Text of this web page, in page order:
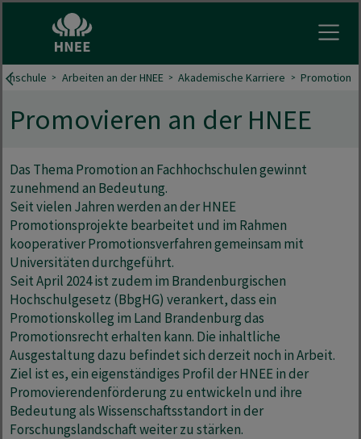
Arbeiten an der HNEE Akademische Karriere Promotion
Promovieren an der HNEE
Das Thema Promotion an Fachhochschulen gewinnt
zunehmend an Bedeutung.
Seit vielen Jahren werden an der HNEE
Promotionsprojekte bearbeitet und im Rahmen
kooperativer Promotionsverfahren gemeinsam mit
Universitäten durchgeführt.
Seit April 2024 ist zudem im Brandenburgischen
Hochschulgesetz (BbgHG) verankert, dass ein
Promotionskolleg im Land Brandenburg das
Promotionsrecht erhalten kann. Die inhaltliche
Ausgestaltung dazu befindet sich derzeit noch in Arbeit.
Ziel ist es, ein eigenständiges Profil der HNEE in der
Promovierendenförderung zu entwickeln und ihre
Bedeutung als Wissenschaftsstandort in der
Forschungslandschaft weiter zu stärken.